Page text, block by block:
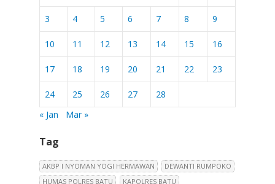
3 4 5 6 7 8 9
10 11 12 13 14 15 16
17 18 19 20 21 22 23
24 25 26 27
28
« Jan
Mar »
Tag
AKBP I NYOMAN YOGI HERMAWAN
DEWANTI RUMPOKO
HUMAS POLRES BATU
KAPOLRES BATU